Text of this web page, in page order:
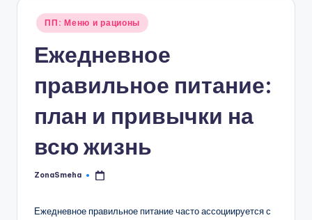
Опубликовано
ПП: Меню и рационы
Ежедневное
правильное питание:
план и привычки на
всю жизнь
Запись
ZonaSmeha
Ежедневное правильное питание часто ассоциируется с